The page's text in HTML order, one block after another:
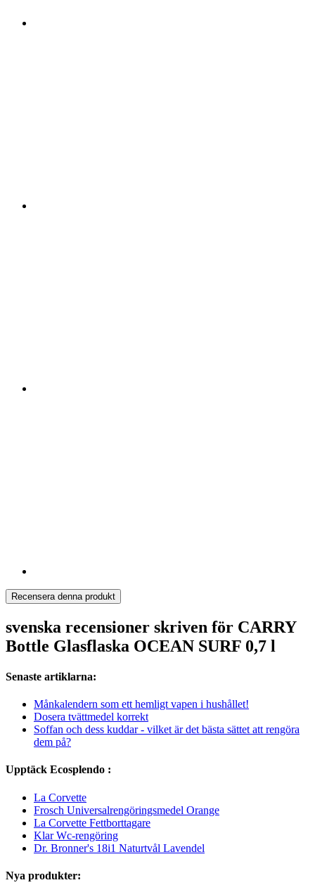
Recensera denna produkt
svenska recensioner skriven för CARRY
Bottle Glasflaska OCEAN SURF 0,7 l
Senaste artiklarna:
Månkalendern som ett hemligt vapen i hushållet!
Dosera tvättmedel korrekt
Soffan och dess kuddar - vilket är det bästa sättet att rengöra
dem på?
Upptäck Ecosplendo :
La Corvette
Frosch Universalrengöringsmedel Orange
La Corvette Fettborttagare
Klar Wc-rengöring
Dr. Bronner's 18i1 Naturtvål Lavendel
Nya produkter: